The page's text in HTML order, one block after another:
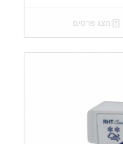
הצג פרטים